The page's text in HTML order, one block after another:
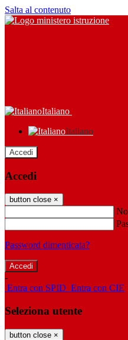
Salta al contenuto
Italiano
Italiano
Accedi
Accedi
button close ×
Password dimenticata?
-
Entra con SPID Entra con CIE
Seleziona utente
button close ×